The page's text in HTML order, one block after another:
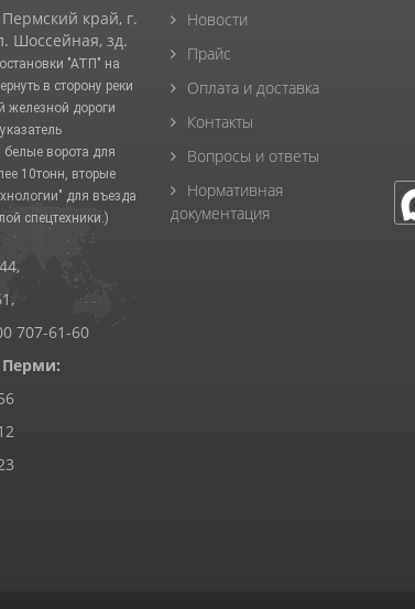
край, г.
Шоссейная, зд.
"АТП" на
в сторону реки
железной дороги
белые ворота для
10тонн, вторые
для въезда
спецтехники.)
,
,
707-61-60
Новости
Прайс
Оплата и доставка
Контакты
Вопросы и ответы
Нормативная
документация